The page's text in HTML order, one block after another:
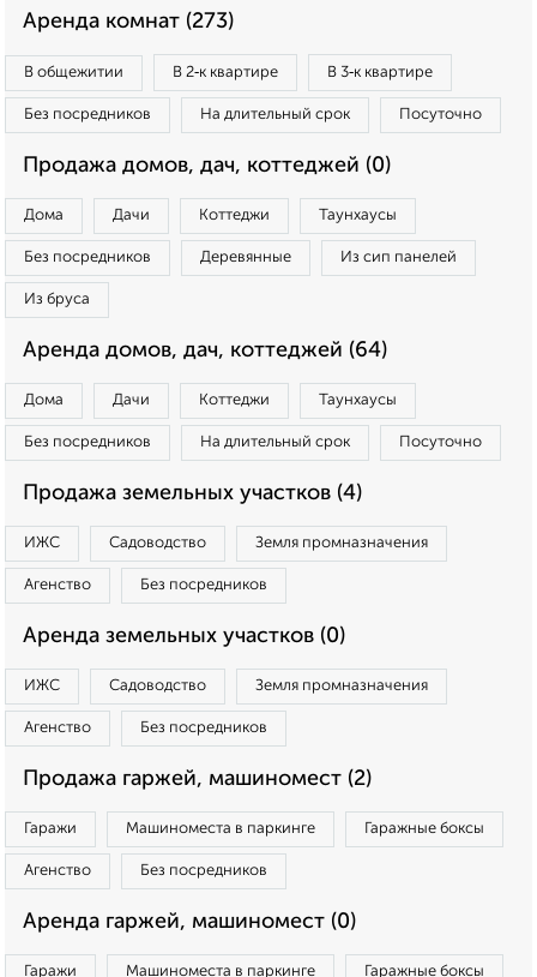
Аренда комнат (273)
В общежитии В 2‑к квартире В 3‑к квартире
Без посредников На длительный срок Посуточно
Продажа домов, дач, коттеджей (0)
Дома Дачи Коттеджи Таунхаусы
Без посредников Деревянные Из сип панелей
Из бруса
Аренда домов, дач, коттеджей (64)
Дома Дачи Коттеджи Таунхаусы
Без посредников На длительный срок Посуточно
Продажа земельных участков (4)
ИЖС Садоводство Земля промназначения
Агенство Без посредников
Аренда земельных участков (0)
ИЖС Садоводство Земля промназначения
Агенство Без посредников
Продажа гаржей, машиномест (2)
Гаражи Машиноместа в паркинге Гаражные боксы
Агенство Без посредников
Аренда гаржей, машиномест (0)
Гаражи Машиноместа в паркинге Гаражные боксы